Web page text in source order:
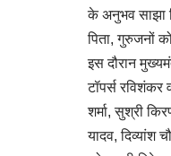
के अनुभव साझा
पिता, गुरुजनों
इस दौरान
टॉपर्स रविशंकर
शर्मा, सुश्री
यादव, दिव्यांश